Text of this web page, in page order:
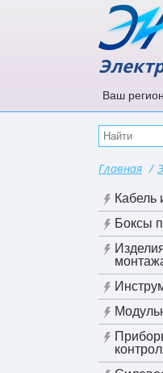
Ваш
Главная /
Кабель
Боксы